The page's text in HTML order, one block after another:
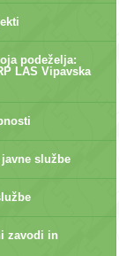
podeželja:
LAS Vipavska
službe
zavodi in